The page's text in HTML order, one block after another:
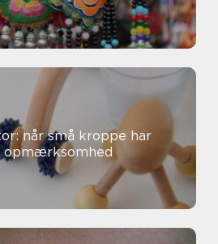
når små kroppe har
opmærksomhed